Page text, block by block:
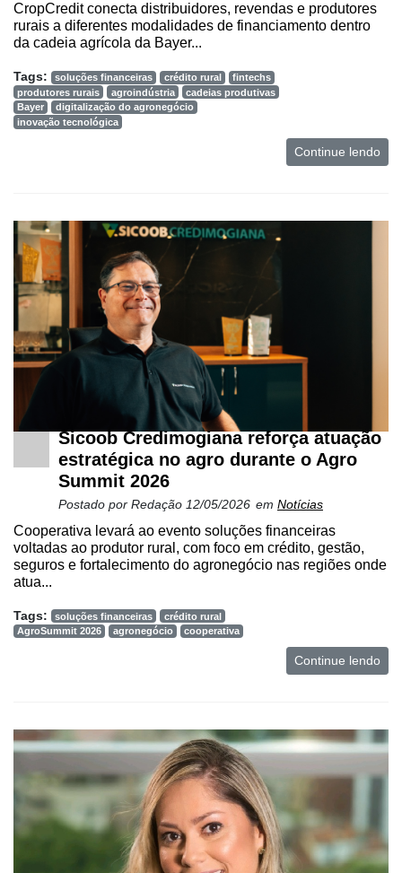
CropCredit conecta distribuidores, revendas e produtores
rurais a diferentes modalidades de financiamento dentro
da cadeia agrícola da Bayer...
Tags: soluções financeiras crédito rural
fintechs
produtores rurais
agroindústria
cadeias produtivas
Bayer
digitalização do agronegócio
inovação tecnológica
Continue lendo
Sicoob Credimogiana reforça atuação
estratégica no agro durante o Agro
Summit 2026
Postado por Redação 12/05/2026 em Notícias
Cooperativa levará ao evento soluções financeiras
voltadas ao produtor rural, com foco em crédito, gestão,
seguros e fortalecimento do agronegócio nas regiões onde
atua...
Tags: soluções financeiras
crédito rural
AgroSummit 2026
agronegócio cooperativa
Continue lendo